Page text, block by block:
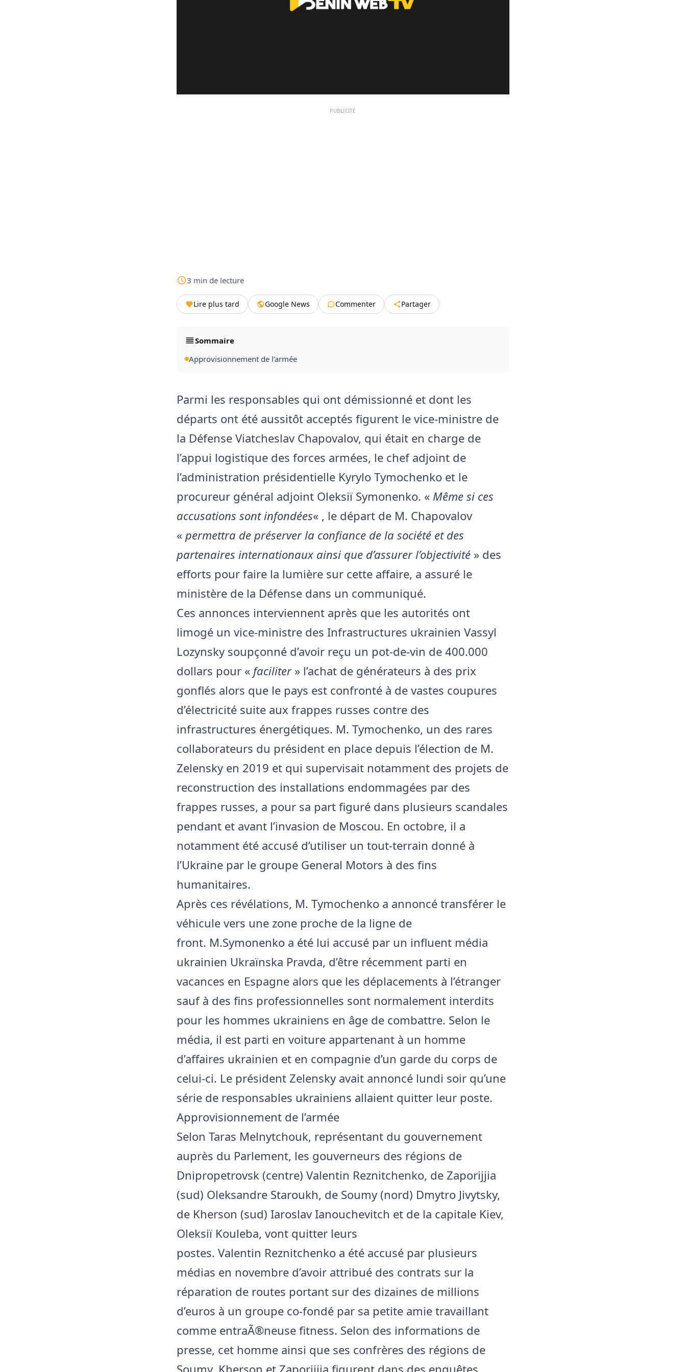
PUBLICITÉ
3 min de lecture
Lire plus tard Google News Commenter Partager
Sommaire
Approvisionnement de l’armée
Parmi les responsables qui ont démissionné et dont les
départs ont été aussitôt acceptés figurent le vice-ministre de
la Défense Viatcheslav Chapovalov, qui était en charge de
l’appui logistique des forces armées, le chef adjoint de
l’administration présidentielle Kyrylo Tymochenko et le
procureur général adjoint Oleksiï Symonenko. « Même si ces
accusations sont infondées« , le départ de M. Chapovalov
« permettra de préserver la confiance de la société et des
partenaires internationaux ainsi que d’assurer l’objectivité » des
efforts pour faire la lumière sur cette affaire, a assuré le
ministère de la Défense dans un communiqué.
Ces annonces interviennent après que les autorités ont
limogé un vice-ministre des Infrastructures ukrainien Vassyl
Lozynsky soupçonné d’avoir reçu un pot-de-vin de 400.000
dollars pour « faciliter» l’achat de générateurs à des prix
gonflés alors que le pays est confronté à de vastes coupures
d’électricité suite aux frappes russes contre des
infrastructures énergétiques. M. Tymochenko, un des rares
collaborateurs du président en place depuis l’élection de M.
Zelensky en 2019 et qui supervisait notamment des projets de
reconstruction des installations endommagées par des
frappes russes, a pour sa part figuré dans plusieurs scandales
pendant et avant l’invasion de Moscou. En octobre, il a
notamment été accusé d’utiliser un tout-terrain donné à
l’Ukraine par le groupe General Motors à des fins
humanitaires.
Après ces révélations, M. Tymochenko a annoncé transférer le
véhicule vers une zone proche de la ligne de
front. M.Symonenko a été lui accusé par un influent média
ukrainien Ukraïnska Pravda, d’être récemment parti en
vacances en Espagne alors que les déplacements à l’étranger
sauf à des fins professionnelles sont normalement interdits
pour les hommes ukrainiens en âge de combattre. Selon le
média, il est parti en voiture appartenant à un homme
d’affaires ukrainien et en compagnie d’un garde du corps de
celui-ci. Le président Zelensky avait annoncé lundi soir qu’une
série de responsables ukrainiens allaient quitter leur poste.
Approvisionnement de l’armée
Selon Taras Melnytchouk, représentant du gouvernement
auprès du Parlement, les gouverneurs des régions de
Dnipropetrovsk (centre) Valentin Reznitchenko, de Zaporijjia
(sud) Oleksandre Staroukh, de Soumy (nord) Dmytro Jivytsky,
de Kherson (sud) Iaroslav Ianouchevitch et de la capitale Kiev,
Oleksiï Kouleba, vont quitter leurs
postes. Valentin Reznitchenko a été accusé par plusieurs
médias en novembre d’avoir attribué des contrats sur la
réparation de routes portant sur des dizaines de millions
d’euros à un groupe co-fondé par sa petite amie travaillant
comme entraÃ®neuse fitness. Selon des informations de
presse, cet homme ainsi que ses confrères des régions de
Soumy, Kherson et Zaporijjia figurent dans des enquêtes